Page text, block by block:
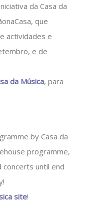
da Casa da
que
actividades e
e de
da Música, para
by Casa da
programme,
until end
site!